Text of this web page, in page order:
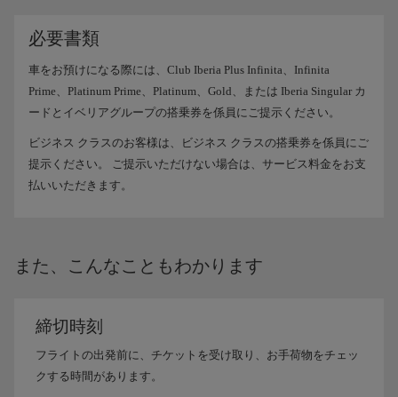
必要書類
車をお預けになる際には、Club Iberia Plus Infinita、Infinita
Prime、Platinum Prime、Platinum、Gold、または Iberia Singular カ
ードとイベリアグループの搭乗券を係員にご提示ください。
ビジネス クラスのお客様は、ビジネス クラスの搭乗券を係員にご
提示ください。 ご提示いただけない場合は、サービス料金をお支
払いいただきます。
また、こんなこともわかります
締切時刻
フライトの出発前に、チケットを受け取り、お手荷物をチェッ
クする時間があります。